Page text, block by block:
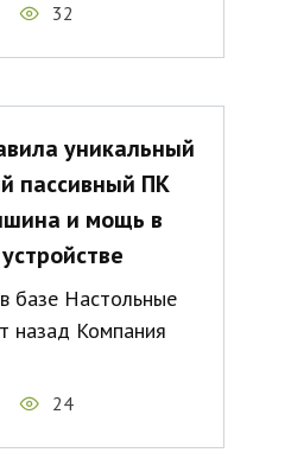
32
уникальный
пассивный ПК
и мощь в
базе Настольные
назад Компания
24